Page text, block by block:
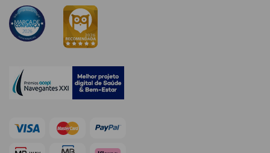
Cosmética
Rosto
Hidratantes
Séruns Faciais
Creme de Olhos
Anti-
envelhecimento